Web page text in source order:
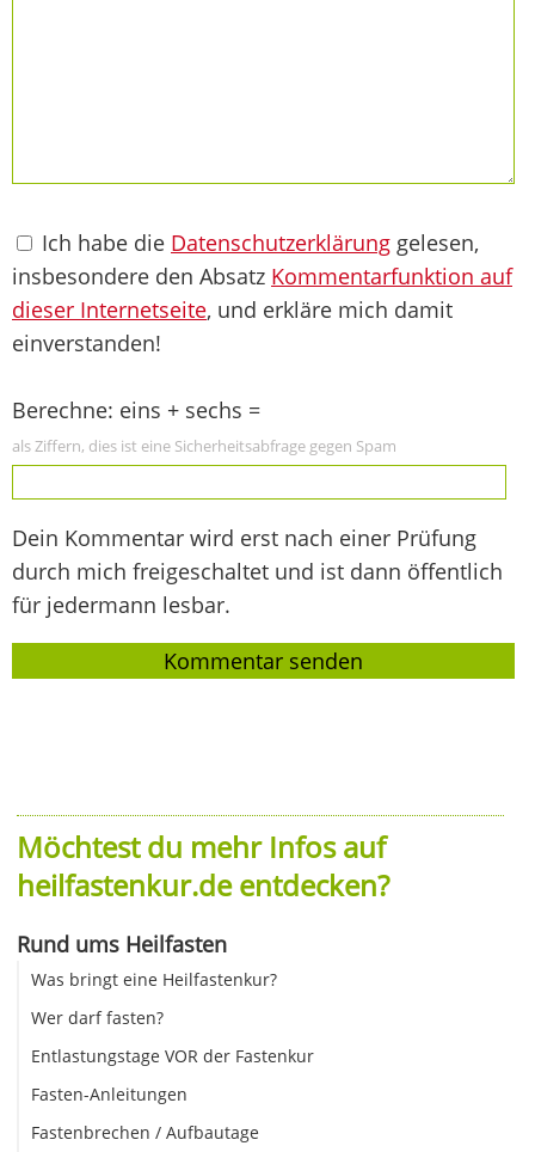
Ich habe die Datenschutzerklärung gelesen,
insbesondere den Absatz Kommentarfunktion auf
dieser Internetseite, und erkläre mich damit
einverstanden!
Berechne: eins + sechs =
als Ziffern, dies ist eine Sicherheitsabfrage gegen Spam
Dein Kommentar wird erst nach einer Prüfung
durch mich freigeschaltet und ist dann öffentlich
für jedermann lesbar.
Möchtest du mehr Infos auf
heilfastenkur.de entdecken?
Rund ums Heilfasten
Was bringt eine Heilfastenkur?
Wer darf fasten?
Entlastungstage VOR der Fastenkur
Fasten-Anleitungen
Fastenbrechen / Aufbautage